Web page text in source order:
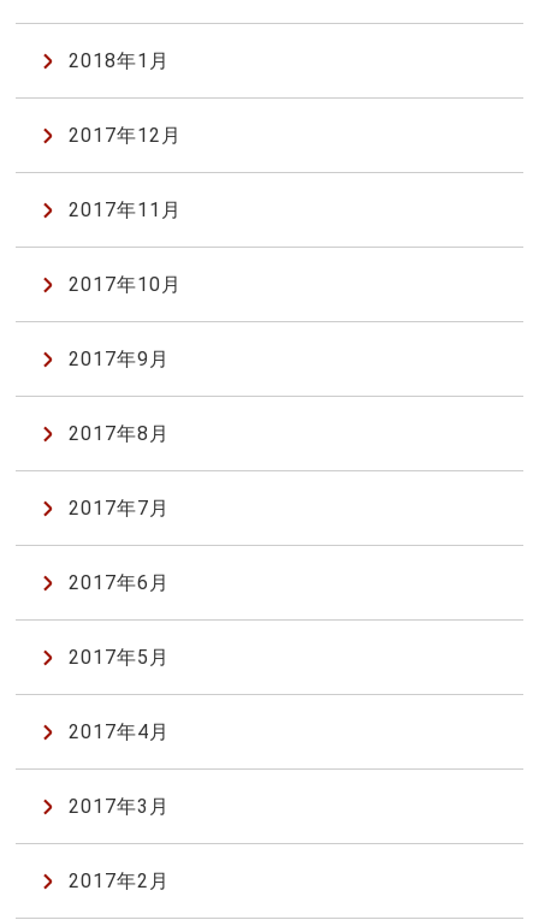
2018年1月
2017年12月
2017年11月
2017年10月
2017年9月
2017年8月
2017年7月
2017年6月
2017年5月
2017年4月
2017年3月
2017年2月